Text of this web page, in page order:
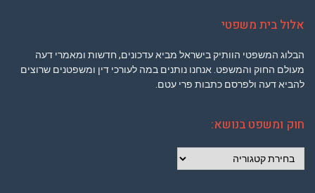
אלול בית משפטי
הבלוג המשפטי הוותיק בישראל מביא עדכונים, חדשות ומאמרי דעה
מעולם החוק והמשפט. אנחנו נותנים במה לעורכי דין ומשפטנים שרוצים
להביא דעה ולפרסם כתבות פרי עטם.
חוק ומשפט בנושא:
ומשפט